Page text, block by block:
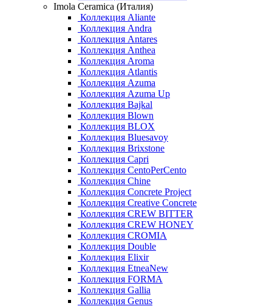
Imola Ceramica (Италия)
Коллекция Aliante
Коллекция Andra
Коллекция Antares
Коллекция Anthea
Коллекция Aroma
Коллекция Atlantis
Коллекция Azuma
Коллекция Azuma Up
Коллекция Bajkal
Коллекция Blown
Коллекция BLOX
Коллекция Bluesavoy
Коллекция Brixstone
Коллекция Capri
Коллекция CentoPerCento
Коллекция Chine
Коллекция Concrete Project
Коллекция Creative Concrete
Коллекция CREW BITTER
Коллекция CREW HONEY
Коллекция CROMIA
Коллекция Double
Коллекция Elixir
Коллекция EtneaNew
Коллекция FORMA
Коллекция Gallia
Коллекция Genus